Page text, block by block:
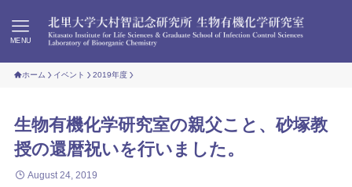
MENU
ホーム イベント 2019年度
生物有機化学研究室の親父こと、砂塚教
授の還暦祝いを行いました。
August 24, 2019